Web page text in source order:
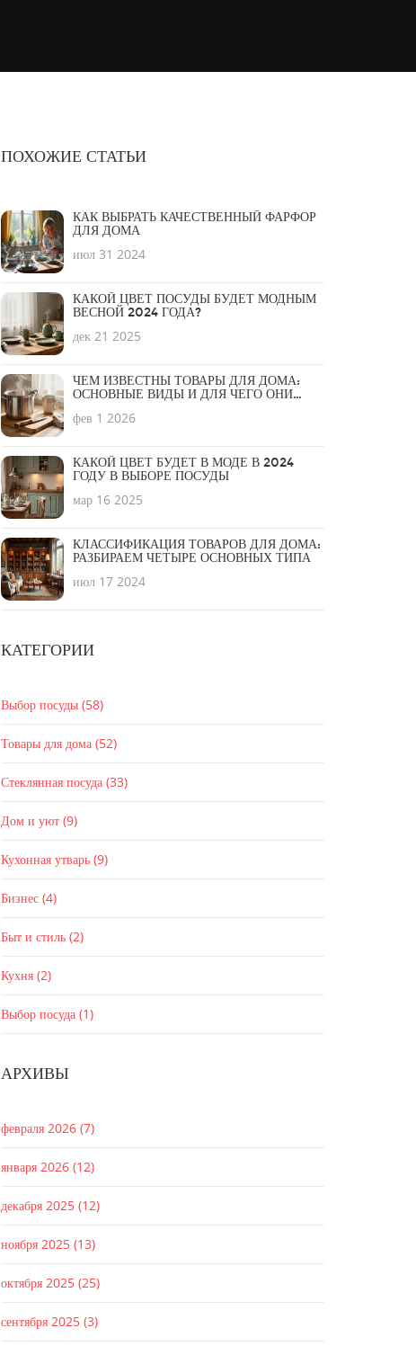
ПОХОЖИЕ СТАТЬИ
КАК ВЫБРАТЬ КАЧЕСТВЕННЫЙ ФАРФОР
ДЛЯ ДОМА
июл 31 2024
КАКОЙ ЦВЕТ ПОСУДЫ БУДЕТ МОДНЫМ
ВЕСНОЙ 2024 ГОДА?
дек 21 2025
ЧЕМ ИЗВЕСТНЫ ТОВАРЫ ДЛЯ ДОМА:
ОСНОВНЫЕ ВИДЫ И ДЛЯ ЧЕГО ОНИ
фев 1 2026
КАКОЙ ЦВЕТ БУДЕТ В МОДЕ В 2024
ГОДУ В ВЫБОРЕ ПОСУДЫ
мар 16 2025
КЛАССИФИКАЦИЯ ТОВАРОВ ДЛЯ ДОМА:
РАЗБИРАЕМ ЧЕТЫРЕ ОСНОВНЫХ ТИПА
июл 17 2024
КАТЕГОРИИ
Выбор посуды (58)
Товары для дома (52)
Стеклянная посуда (33)
Дом и уют (9)
Кухонная утварь (9)
Бизнес (4)
Быт и стиль (2)
Кухня (2)
Выбор посуда (1)
АРХИВЫ
февраля 2026 (7)
января 2026 (12)
декабря 2025 (12)
ноября 2025 (13)
октября 2025 (25)
сентября 2025 (3)